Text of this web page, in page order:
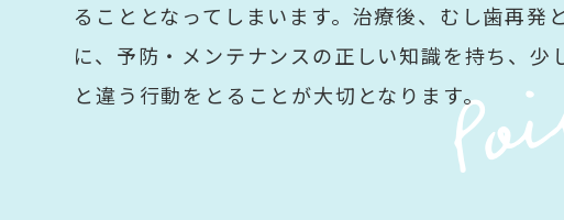
ることとなってしまいます。治療後、むし歯再発
に、予防・メンテナンスの正しい知識を持ち、少
と違う行動をとることが大切となります。